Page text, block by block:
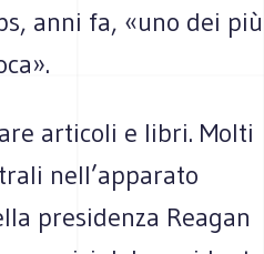
anni fa, «uno dei più
articoli e libri. Molti
nell’apparato
presidenza Reagan